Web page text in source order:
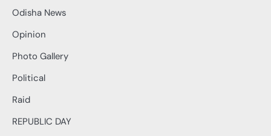
Odisha News
Opinion
Photo Gallery
Political
Raid
REPUBLIC DAY